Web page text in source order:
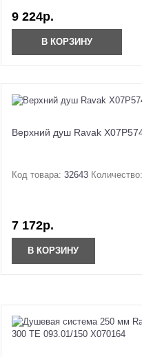
9 224р.
В КОРЗИНУ
Верхний душ Ravak
Код товара: 32643 Количество:
7 172р.
В КОРЗИНУ